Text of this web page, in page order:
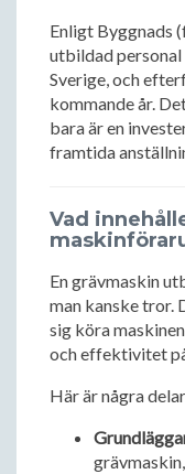
Enligt Byggnads
utbildad
Sverige, och
kommande år.
bara är en
framtida
Vad
En grävmaskin
man kanske tror.
sig köra
och effektivitet
Här är några